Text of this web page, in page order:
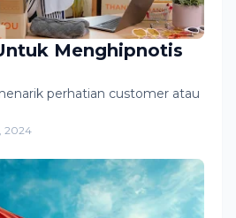
Menghipnotis
perhatian customer atau
2024